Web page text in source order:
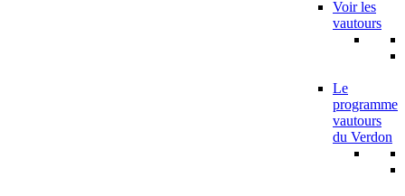
Voir les
vautours
Le
programme
vautours
du Verdon